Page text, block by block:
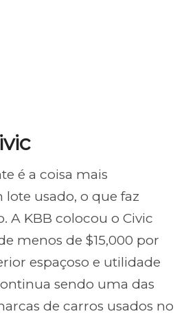
é a coisa mais
usado, o que faz
A KBB colocou o Civic
menos de $15,000 por
espaçoso e utilidade
sendo uma das
de carros usados no